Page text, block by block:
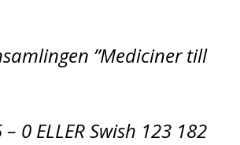
”Mediciner till
0 ELLER Swish 123 182